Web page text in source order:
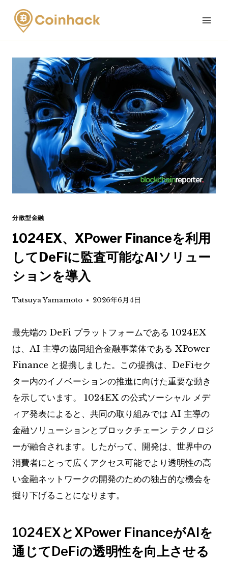
Skip
content
分散型金融
1024EX、XPower Financeを利用
してDeFiに監査可能なAIソリュー
ションを導入
Tatsuya Yamamoto 2026年6月4日
最先端の DeFi プラットフォームである 1024EX
は、AI 主導の協同組合金融事業体である XPower
Finance と提携しました。この提携は、DeFiセク
ター内のイノベーションの推進に向けた重要な動き
を示しています。 1024EX の公式ソーシャル メデ
ィア発表によると、共同の取り組みでは AI 主導の
金融ソリューションとブロックチェーン テクノロジ
ーが融合されます。したがって、開発は、世界中の
消費者にとって広くアクセス可能でより透明性の高
い金融ネットワークの開発のための独占的な機会を
掘り下げることになります。
1024EXとXPower FinanceがAIを
通じてDeFiの透明性を向上させる